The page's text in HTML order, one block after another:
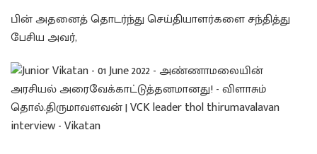
பின் அதனைத் தொடர்ந்து செய்தியாளர்களை சந்தித்து
பேசிய அவர்,